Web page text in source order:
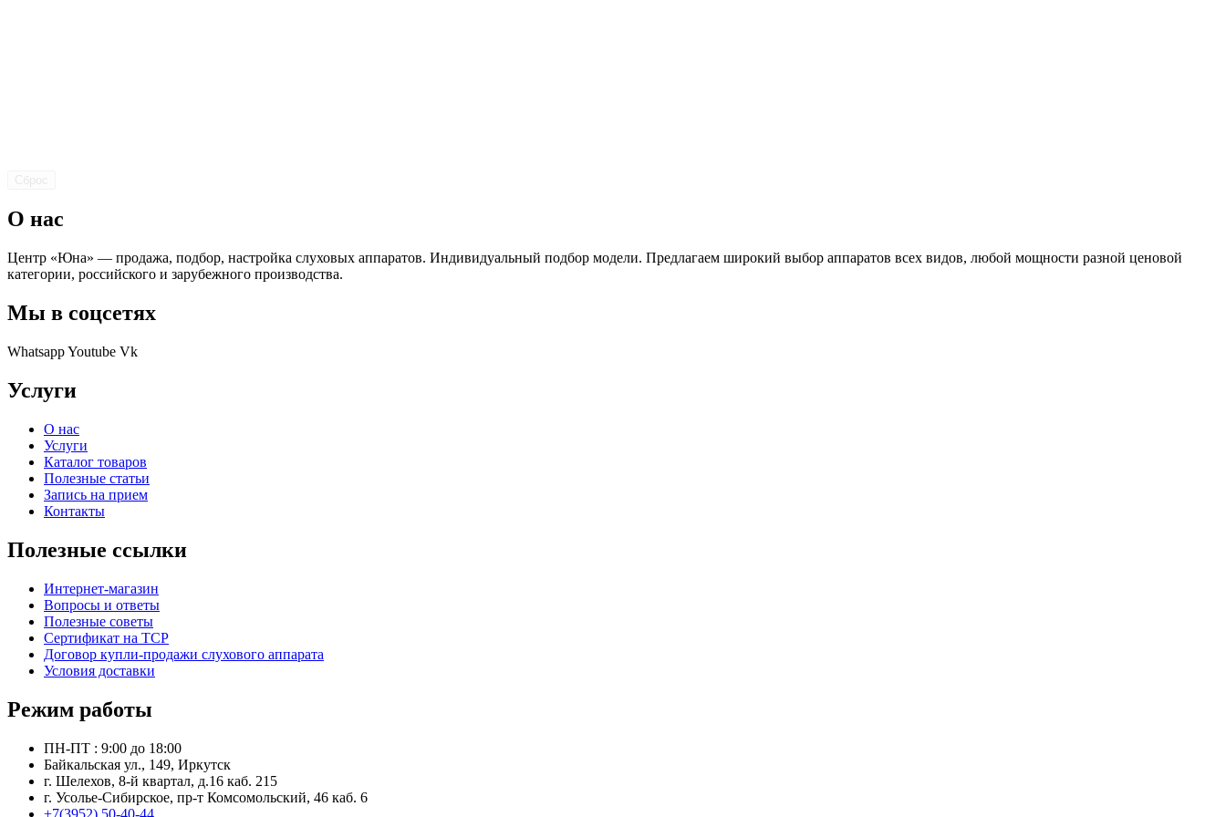
О нас
Центр «Юна» — продажа, подбор, настройка слуховых аппаратов. Индивидуальный подбор модели. Предлагаем широкий выбор аппаратов всех видов, любой мощности разной ценовой
категории, российского и зарубежного производства.
Мы в соцсетях
WhatsappYoutube Vk
Услуги
О нас
Услуги
Каталог товаров
Полезные статьи
Запись на прием
Контакты
Полезные ссылки
Интернет-магазин
Вопросы и ответы
Полезные советы
Сертификат на ТСР
Договор купли-продажи слухового аппарата
Условия доставки
Режим работы
ПН-ПТ : 9:00 до 18:00
Байкальская ул., 149, Иркутск
г. Шелехов, 8-й квартал, д.16 каб. 215
г. Усолье-Сибирское, пр-т Комсомольский, 46 каб. 6
+7(3952) 50-40-44